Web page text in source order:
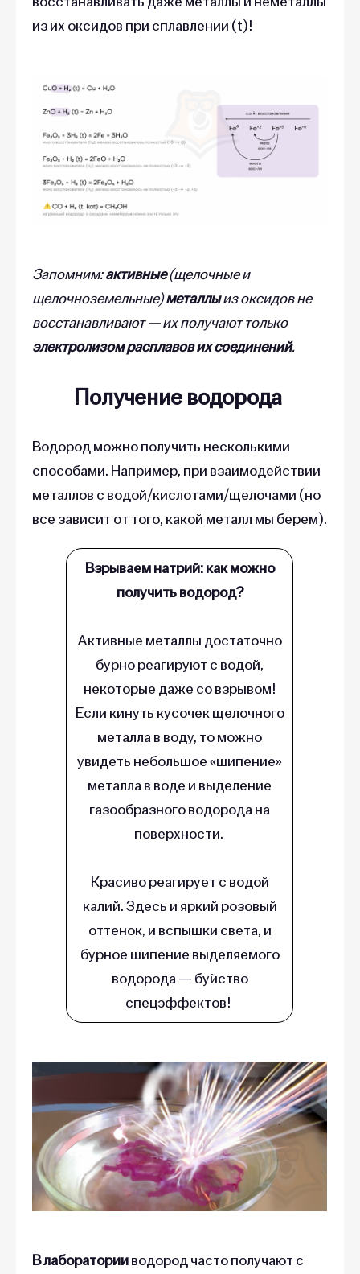
из их оксидов при сплавлении (t)!
Запомним:активные(щелочные и
щелочноземельные)металлыиз оксидов не
восстанавливают — их получают только
электролизом расплавов их соединений.
Получение водорода
Водород можно получить несколькими
способами. Например, при взаимодействии
металлов с водой/кислотами/щелочами (но
все зависит от того, какой металл мы берем).
Взрываем натрий: как можно
получить водород?
Активные металлы достаточно
бурно реагируют с водой,
некоторые даже со взрывом!
Если кинуть кусочек щелочного
металла в воду, то можно
увидеть небольшое «шипение»
металла в воде и выделение
газообразного водорода на
поверхности.
Красиво реагирует с водой
калий. Здесь и яркий розовый
оттенок, и вспышки света, и
бурное шипение выделяемого
водорода — буйство
спецэффектов!
В лабораторииводород часто получают с